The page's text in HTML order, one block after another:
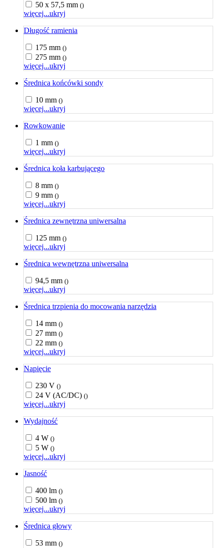
50 x 57,5 mm ()
więcej...ukryj
Długość ramienia
175 mm ()
275 mm ()
więcej...ukryj
Średnica końcówki sondy
10 mm ()
więcej...ukryj
Rowkowanie
1 mm ()
więcej...ukryj
Średnica koła karbującego
8 mm ()
9 mm ()
więcej...ukryj
Średnica zewnętrzna uniwersalna
125 mm ()
więcej...ukryj
Średnica wewnętrzna uniwersalna
94,5 mm ()
więcej...ukryj
Średnica trzpienia do mocowania narzędzia
14 mm ()
27 mm ()
22 mm ()
więcej...ukryj
Napięcie
230 V ()
24 V (AC/DC) ()
więcej...ukryj
Wydajność
4 W ()
5 W ()
więcej...ukryj
Jasność
400 lm ()
500 lm ()
więcej...ukryj
Średnica głowy
53 mm ()